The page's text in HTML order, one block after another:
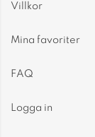
Villkor
Mina favoriter
FAQ
Logga in